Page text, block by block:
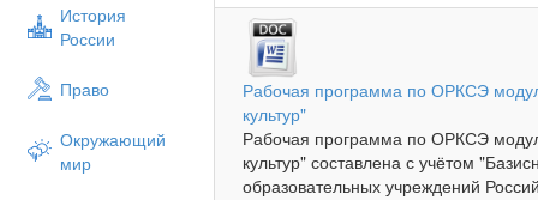
История
России
Право
Окружающий
мир
Рабочая программа по ОРКСЭ
культур"
Рабочая программа по ОРКСЭ
культур" составлена с учётом
образовательных учреждений